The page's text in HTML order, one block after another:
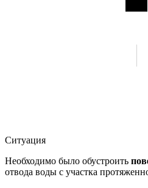
Ситуация
Необходимо было обустроить
отвода воды с участка